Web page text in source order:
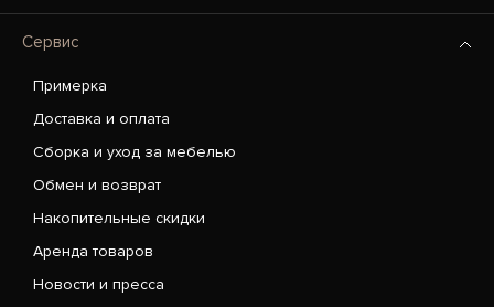
Сервис
Примерка
Доставка и оплата
Сборка и уход за мебелью
Обмен и возврат
Накопительные скидки
Аренда товаров
Новости и пресса